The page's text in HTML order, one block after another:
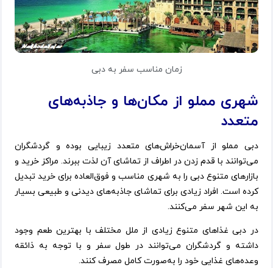
زمان مناسب سفر به دبی
شهری مملو از مکان‌ها و جاذبه‌های
متعدد
دبی مملو از آسمان‌خراش‌های متعدد زیبایی بوده و گردشگران
می‌توانند با قدم زدن در اطراف از تماشای آن لذت ببرند. مراکز خرید و
بازارهای متنوع دبی را به شهری مناسب و فوق‌العاده برای خرید تبدیل
کرده است. افراد زیادی برای تماشای جاذبه‌های دیدنی و طبیعی بسیار
به این شهر سفر می‌کنند.
در دبی غذاهای متنوع زیادی از ملل مختلف با بهترین طعم وجود
داشته و گردشگران می‌توانند در طول سفر و با توجه به ذائقه
وعده‌های غذایی خود را به‌صورت کامل مصرف کنند.